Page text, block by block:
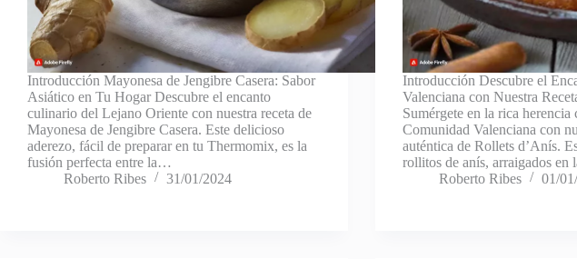
Introducción Mayonesa de Jengibre Casera: Sabor
Asiático en Tu Hogar Descubre el encanto
culinario del Lejano Oriente con nuestra receta de
Mayonesa de Jengibre Casera. Este delicioso
aderezo, fácil de preparar en tu Thermomix, es la
fusión perfecta entre la…
Roberto Ribes
31/01/2024
Introducción Descubre el
Valenciana con Nuestra
Sumérgete en la rica herencia
Comunidad Valenciana con
auténtica de Rollets d’Anís.
rollitos de anís, arraigados
Roberto Ribes
01/